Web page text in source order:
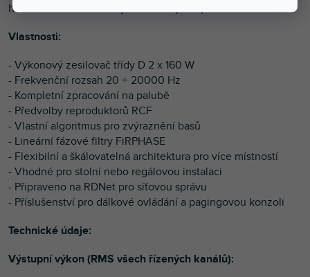
hudebních a instalovaných zvukových aplikací.
Vlastnosti:
- Výkonový zesilovač třídy D 2 x 160 W
- Frekvenční rozsah 20 ÷ 20000 Hz
- Kompletní zpracování na palubě
- Předvolby reproduktorů RCF
- Vlastní algoritmus pro zvýraznění basů
- Lineární fázové filtry FiRPHASE
- Flexibilní a škálovatelná architektura pro více místností
- Vhodné pro stolní nebo regálovou instalaci
- Připraveno na RDNet pro síťovou správu
- Příslušenství pro dálkové ovládání a pagingovou konzoli
Technické údaje:
Výstupní výkon (RMS všech řízených kanálů):